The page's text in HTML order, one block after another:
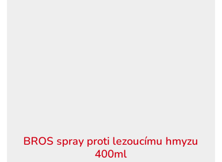
BROS spray proti lezoucímu hmyzu
400ml